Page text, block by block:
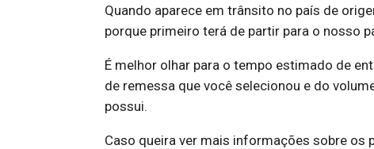
Quando aparece em trânsito no país de
porque primeiro terá de partir para o nosso
É melhor olhar para o tempo estimado de
de remessa que você selecionou e do
possui.
Caso queira ver mais informações sobre os